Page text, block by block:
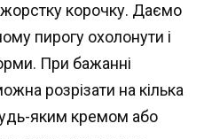
корочку. Даємо
пирогу охолонути і
При бажанні
розрізати на кілька
яким кремом або